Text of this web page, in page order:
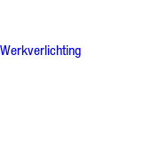
Werkverlichting